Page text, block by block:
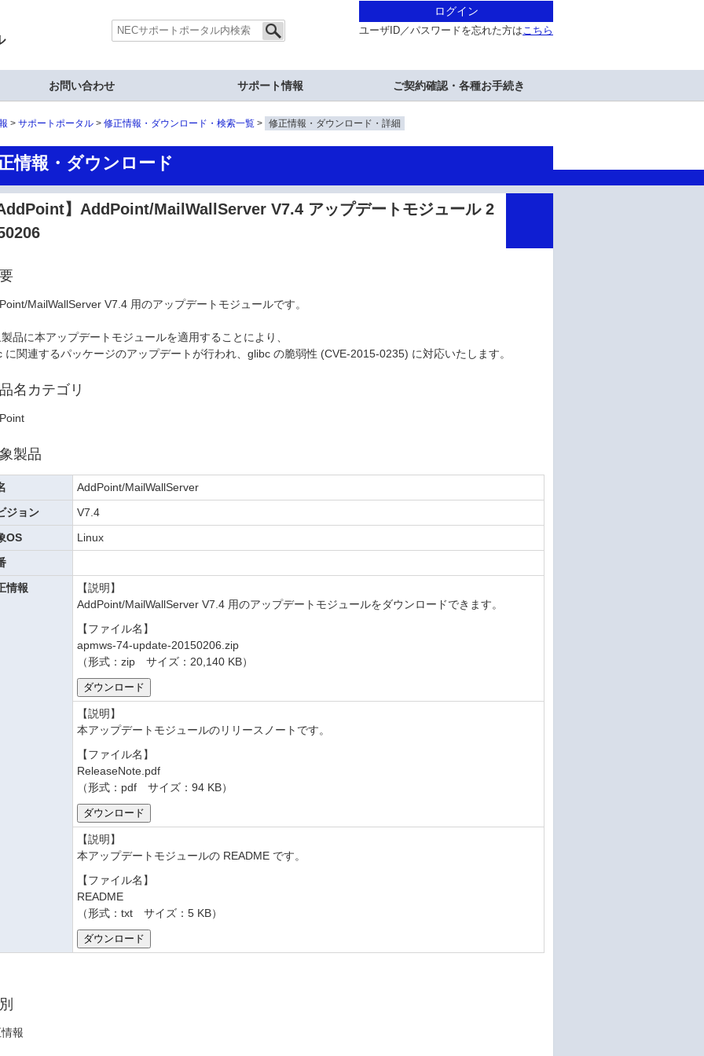
ログイン
ユーザID／パスワードを忘れた方はこちら
お問い合わせ サポート情報 ご契約確認・各種お手続き
サポートポータル 修正情報・ダウンロード・検索一覧 修正情報・ダウンロード・詳細
情報・ダウンロード
】AddPoint/MailWallServer V7.4 アップデートモジュール 2
MailWallServer V7.4 用のアップデートモジュールです。
品に本アップデートモジュールを適用することにより、
に関連するパッケージのアップデートが行われ、glibc の脆弱性 (CVE-2015-0235) に対応いたします。
名カテゴリ
製品
AddPoint/MailWallServer
ジョン
V7.4
OS
Linux
情報
【説明】
AddPoint/MailWallServer V7.4 用のアップデートモジュールをダウンロードできます。
【ファイル名】
apmws-74-update-20150206.zip
（形式：zip サイズ：20,140 KB）
【説明】
本アップデートモジュールのリリースノートです。
【ファイル名】
ReleaseNote.pdf
（形式：pdf サイズ：94 KB）
【説明】
本アップデートモジュールの README です。
【ファイル名】
README
（形式：txt サイズ：5 KB）
報